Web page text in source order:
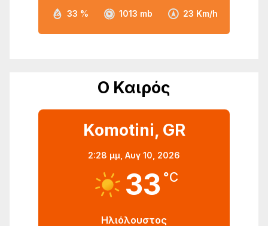
33 % 1013 mb 23 Km/h
Ο Καιρός
Komotini, GR
2:28 μμ, Αυγ 10, 2026
33 °C
Ηλιόλουστος